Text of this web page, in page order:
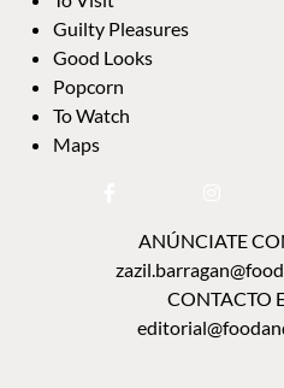
Guilty Pleasures
Good Looks
Popcorn
To Watch
Maps
ANÚNCIATE
CONTACTO